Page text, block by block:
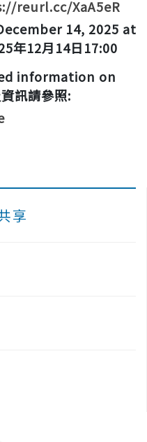
享
reurl.cc/XaA5eR
14, 2025 at
年12月14日17:00
information on
訊請參照: